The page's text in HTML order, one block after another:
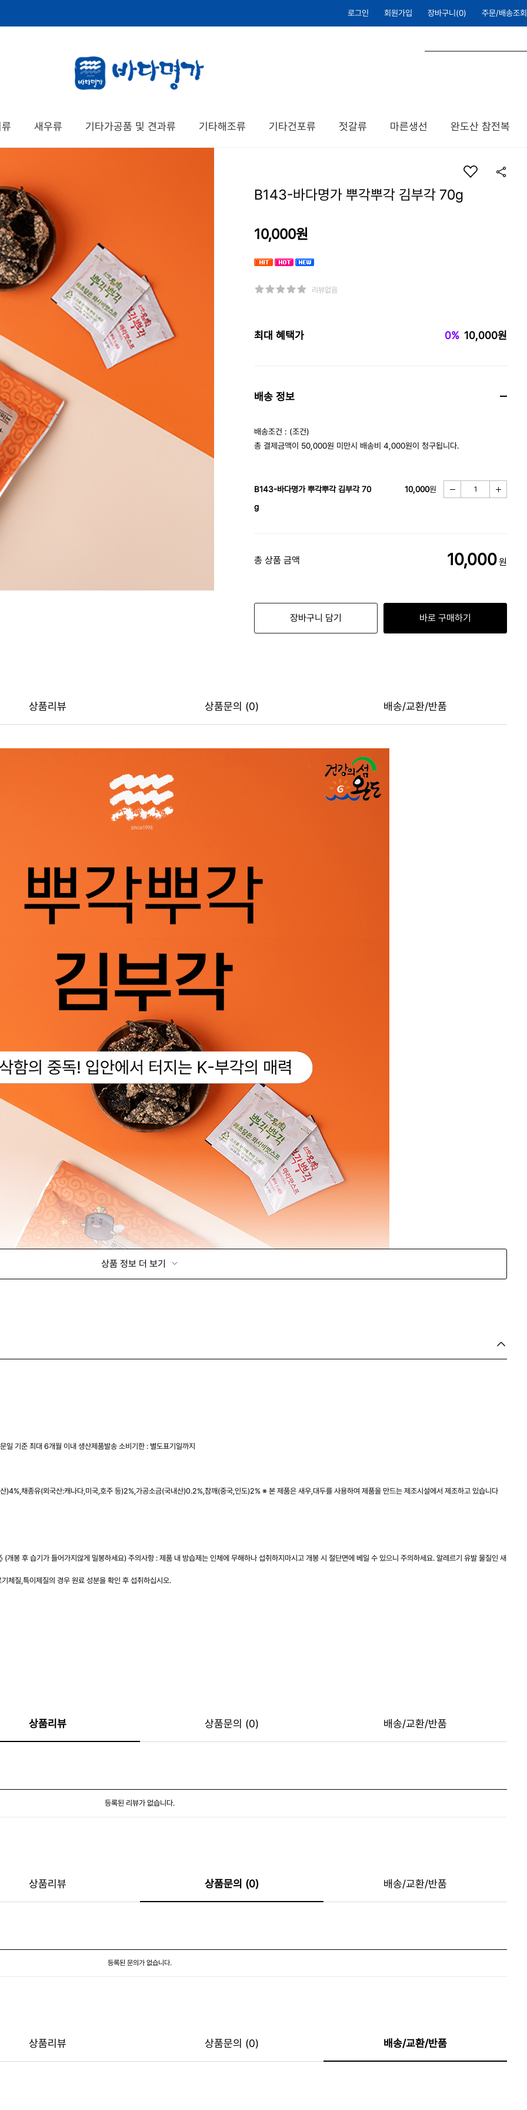
로그인 회원가입 장바구니(0) 주문/배송조회
새우류 기타가공품 및 견과류 기타해조류 기타건포류 젓갈류 마른생선 완도산 참전복
B143-바다명가 뿌각뿌각 김부각 70g
10,000원
리뷰없음
최대 혜택가 0% 10,000원
배송 정보
배송조건 : (조건)
총 결제금액이 50,000원 미만시 배송비 4,000원이 청구됩니다.
B143-바다명가 뿌각뿌각 김부각 70
g
10,000원
총 상품 금액 10,000원
장바구니 담기 바로 구매하기
상품리뷰 상품문의 (0) 배송/교환/반품
상품 정보 더 보기
일 기준 최대 6개월 이내 생산제품발송 소비기한 : 별도표기일까지
채종유(외국산:캐나다,미국,호주 등)2%,가공소금(국내산)0.2%,참깨(중국,인도)2% ※ 본 제품은 새우,대두를 사용하여 제품을 만드는 제조시설에서 제조하고 있습니다
봉 후 습기가 들어가지않게 밀봉하세요) 주의사항 : 제품 내 방습제는 인체에 무해하나 섭취하지마시고 개봉 시 절단면에 베일 수 있으니 주의하세요. 알레르기 유발 물질인 새
체질,특이제질의 경우 원료 성분을 확인 후 섭취하십시오.
상품리뷰 상품문의 (0) 배송/교환/반품
등록된 리뷰가 없습니다.
상품리뷰 상품문의 (0) 배송/교환/반품
등록된 문의가 없습니다.
상품리뷰 상품문의 (0) 배송/교환/반품